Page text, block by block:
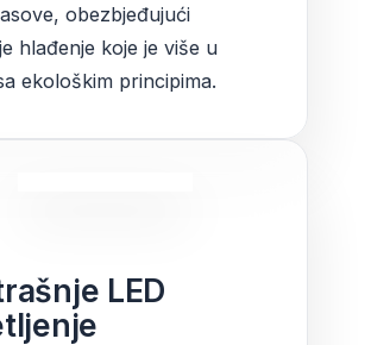
obezbjeđujući
hlađenje koje je više u
ekološkim principima.
LED